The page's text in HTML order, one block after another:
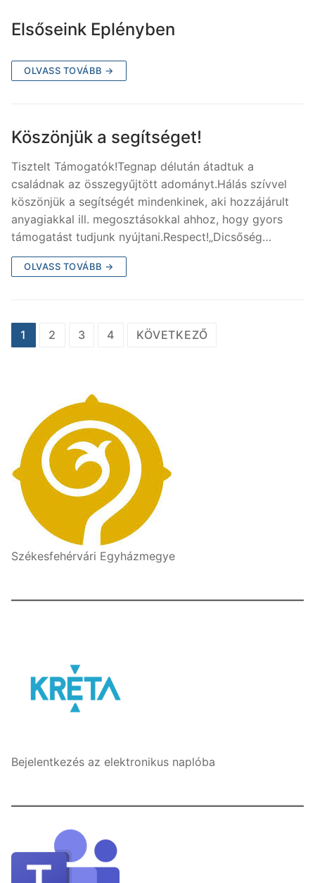
Elsőseink Eplényben
OLVASS TOVÁBB →
Köszönjük a segítséget!
Tisztelt Támogatók!Tegnap délután átadtuk a
családnak az összegyűjtött adományt.Hálás szívvel
köszönjük a segítségét mindenkinek, aki hozzájárult
anyagiakkal ill. megosztásokkal ahhoz, hogy gyors
támogatást tudjunk nyújtani.Respect!„Dicsőség…
OLVASS TOVÁBB →
1 2 3 4 KÖVETKEZŐ
Székesfehérvári Egyházmegye
Bejelentkezés az elektronikus naplóba